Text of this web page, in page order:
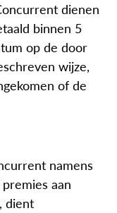
dienen
binnen 5
op de door
wijze,
of de
namens
aan
dient